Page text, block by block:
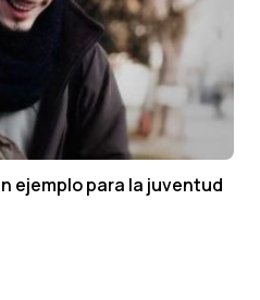
ejemplo para la juventud